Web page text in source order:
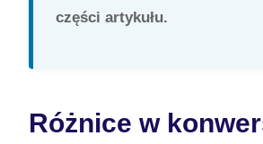
części artykułu.
Różnice w